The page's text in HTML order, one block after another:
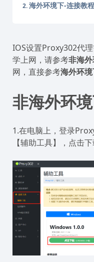
海外环境下-连接教程
IOS设置Proxy302代
学上网，请参考非海
网，直接参考海外环
非海外环
1.在电脑上，登录
【辅助工具】，点击下